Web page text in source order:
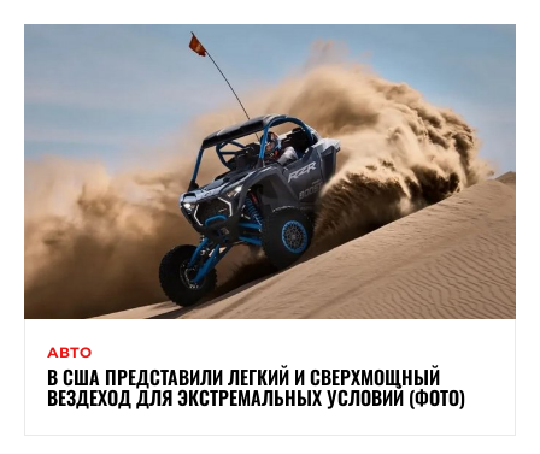
АВТО
В США ПРЕДСТАВИЛИ ЛЕГКИЙ И СВЕРХМОЩНЫЙ
ВЕЗДЕХОД ДЛЯ ЭКСТРЕМАЛЬНЫХ УСЛОВИЙ (ФОТО)